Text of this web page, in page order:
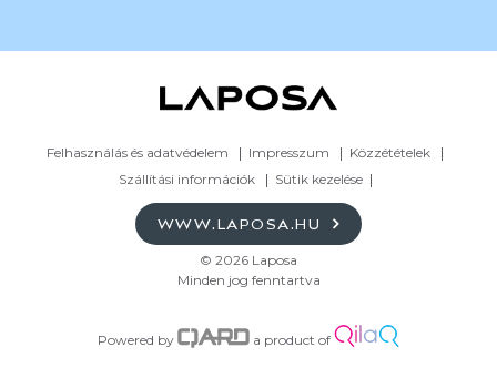
Felhasználás és adatvédelem Impresszum
Közzétételek
Szállítási információk
Sütik kezelése
WWW.LAPOSA.HU
© 2026 Laposa
Minden jog fenntartva
Powered by a product of